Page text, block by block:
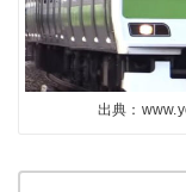
出典：